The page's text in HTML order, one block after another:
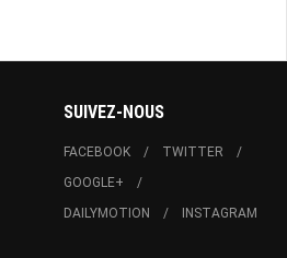
SUIVEZ-NOUS
FACEBOOK
TWITTER
GOOGLE+
DAILYMOTION
INSTAGRAM